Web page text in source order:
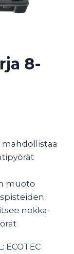
8-
mahdollistaa
muoto
nokka-
ECOTEC